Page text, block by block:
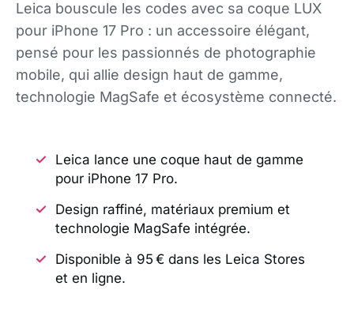
Leica bouscule les codes avec sa coque LUX
pour iPhone 17 Pro : un accessoire élégant,
pensé pour les passionnés de photographie
mobile, qui allie design haut de gamme,
technologie MagSafe et écosystème connecté.
Leica lance une coque haut de gamme
pour iPhone 17 Pro.
Design raffiné, matériaux premium et
technologie MagSafe intégrée.
Disponible à 95 € dans les Leica Stores
et en ligne.